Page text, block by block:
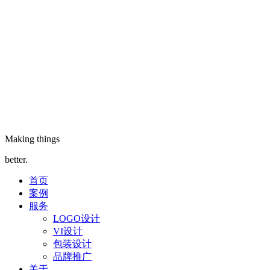
Making things
better.
首页
案例
服务
LOGO设计
VI设计
包装设计
品牌推广